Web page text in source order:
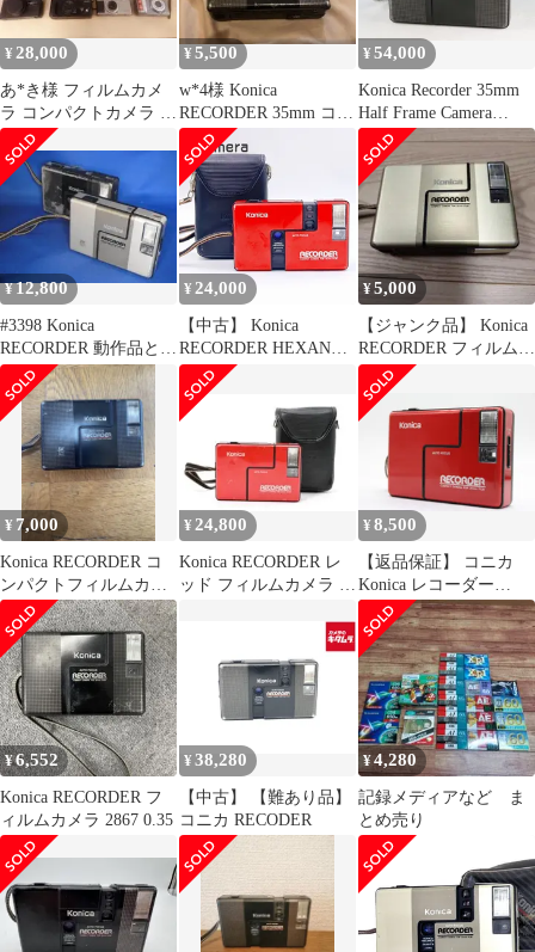
¥28,000
あ*き様 フィルムカメ
ラ コンパクトカメラ ま
とめ売り.
¥5,500
w*4様 Konica
RECORDER 35mm コン
パクトフィルムカメラ
¥54,000
Konica Recorder 35mm
Half Frame Camera
#59709D5
¥12,800
#3398 Konica
RECORDER 動作品と非
動作品 2台で
¥ 24,000
【中古】 Konica
RECORDER HEXANON
24ｍｍ F4 コニカ レコ
ーダー 赤 テスト用フィ
ルムにて確認済 ケース
¥5,000
【ジャンク品】 Konica
RECORDER フィルムカ
メラ
¥ 7,000
Konica RECORDER コ
ンパクトフィルムカメ
ラ 本体ジャンク品
¥ 24,800
Konica RECORDER レ
ッド フィルムカメラ ハ
¥8,500
【返品保証】 コニカ
Konica レコーダー
Recorder 24mm F4 コン
パクトカメラ v5503
¥6,552
Konica RECORDER フ
ィルムカメラ 2867 0.35
¥38,280
【中古】 【難あり品】
コニカ RECODER
¥4,280
記録メディアなど ま
とめ売り